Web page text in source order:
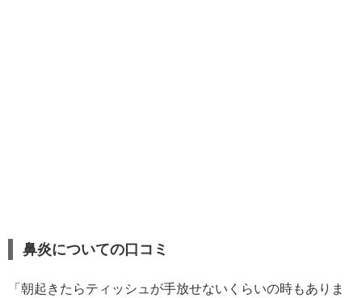
鼻炎についての口コミ
「朝起きたらティッシュが手放せないくらいの時もありま